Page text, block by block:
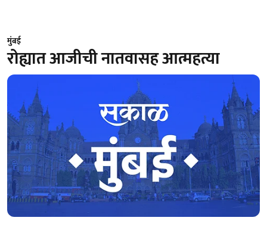
मुंबई
रोह्यात आजीची नातवासह आत्महत्या